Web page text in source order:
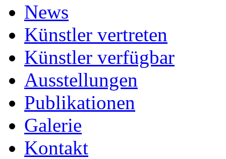
News
Künstler vertreten
Künstler verfügbar
Ausstellungen
Publikationen
Galerie
Kontakt